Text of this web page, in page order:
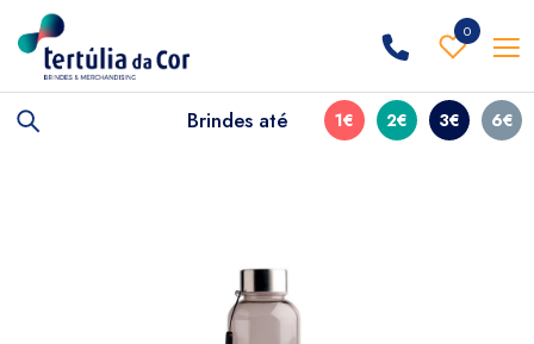
0
Brindes até 1€ 2€ 3€ 6€